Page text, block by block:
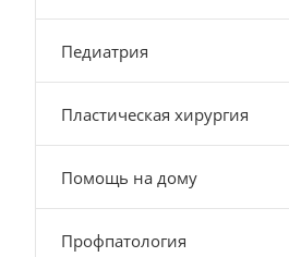
Педиатрия
Пластическая хирургия
Помощь на дому
Профпатология